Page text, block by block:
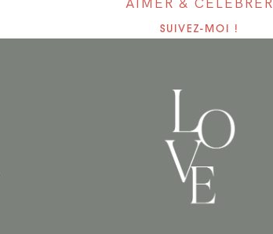
AIMER & CÉLÉBRER
SUIVEZ-MOI !